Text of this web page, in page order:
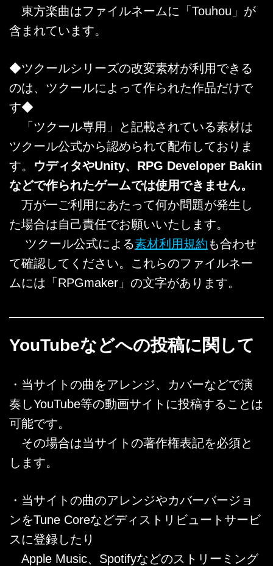
東方楽曲はファイルネームに「Touhou」が
含まれています。
◆ツクールシリーズの改変素材が利用できる
のは、ツクールによって作られた作品だけで
す◆
「ツクール専用」と記載されている素材は
ツクール公式から認められて配布しておりま
す。 ウディタやUnity、RPG Developer Bakin
などで作られたゲームでは使用できません。
万が一ご利用にあたって何か問題が発生し
た場合は自己責任でお願いいたします。
ツクール公式による素材利用規約も合わせ
て確認してください。これらのファイルネー
ムには「RPGmaker」の文字があります。
YouTubeなどへの投稿に関して
・当サイトの曲をアレンジ、カバーなどで演
奏しYouTube等の動画サイトに投稿することは
可能です。
その場合は当サイトの著作権表記を必須と
します。
・当サイトの曲のアレンジやカバーバージョ
ンをTune Coreなどディストリビュートサービ
スに登録したり
Apple Music、Spotifyなどのストリーミング